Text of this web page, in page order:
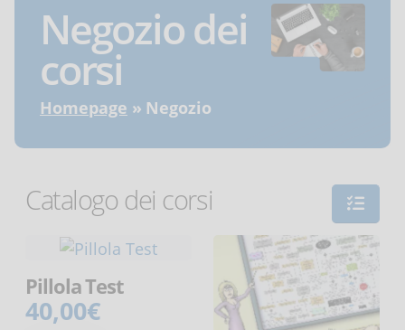
Negozio dei
corsi
Homepage Negozio
Catalogo dei corsi
Pillola Test
40,00€